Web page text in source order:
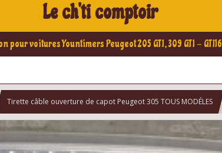
Le ch'ti comptoir
voitures Yountimers Peugeot 205 GTI, 309 GTI - GTI16
Tirette câble ouverture de capot Peugeot 305 TOUS MODÉLES